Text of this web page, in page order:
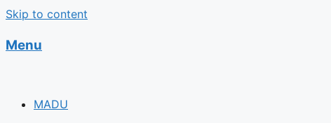
Skip to content
Menu
MADU